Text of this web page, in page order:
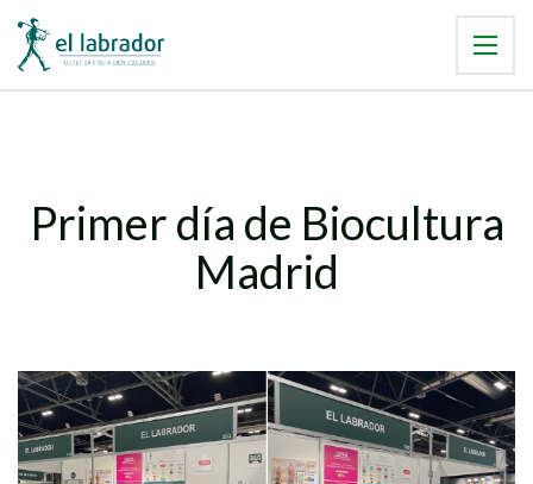
Primer día de Biocultura
Madrid